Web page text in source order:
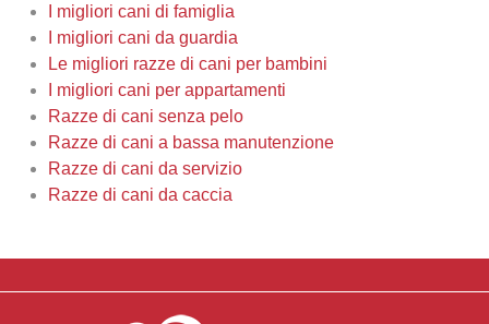
I migliori cani di famiglia
I migliori cani da guardia
Le migliori razze di cani per bambini
I migliori cani per appartamenti
Razze di cani senza pelo
Razze di cani a bassa manutenzione
Razze di cani da servizio
Razze di cani da caccia